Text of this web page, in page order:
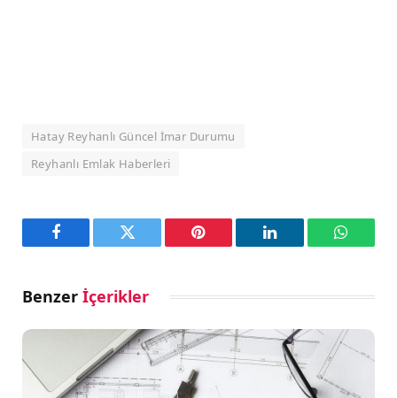
Hatay Reyhanlı Güncel İmar Durumu
Reyhanlı Emlak Haberleri
Facebook Twitter Pinterest LinkedIn
Benzer İçerikler